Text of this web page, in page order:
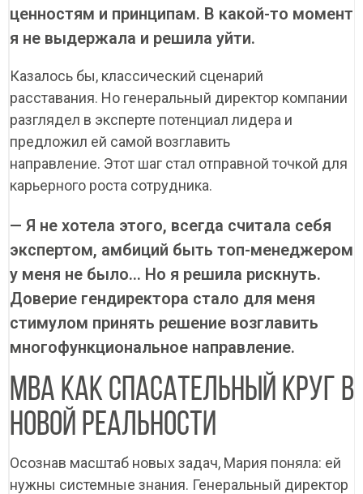
ценностям и принципам. В какой-то момент
я не выдержала и решила уйти.
Казалось бы, классический сценарий
расставания. Но генеральный директор компании
разглядел в эксперте потенциал лидера и
предложил ей самой возглавить
направление. Этот шаг стал отправной точкой для
карьерного роста сотрудника.
— Я не хотела этого, всегда считала себя
экспертом, амбиций быть топ-менеджером
у меня не было... Но я решила рискнуть.
Доверие гендиректора стало для меня
стимулом принять решение возглавить
многофункциональное направление.
MBA КАК СПАСАТЕЛЬНЫЙ КРУГ В
НОВОЙ РЕАЛЬНОСТИ
Осознав масштаб новых задач, Мария поняла: ей
нужны системные знания. Генеральный директор